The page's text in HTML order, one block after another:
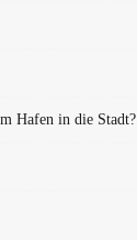
Hafen in die Stadt?